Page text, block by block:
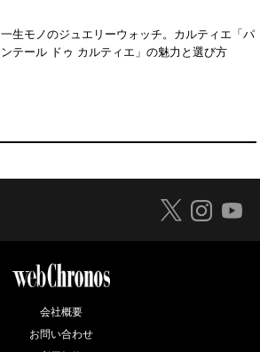
一生モノのジュエリーウォッチ。カルティエ「パ
ンテール ドゥ カルティエ」の魅力と選び方
会社概要
お問い合わせ